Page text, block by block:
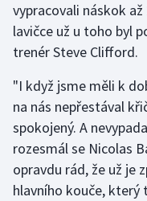
Jezdectví
Krasobruslení
Lezení
Lyže a snowboard
vypracovali náskok
lavičce už u toho byl
trenér Steve Clifford.
"I když jsme měli k
na nás nepřestával
spokojený. A
rozesmál se Nicolas
opravdu rád, že už je
hlavního kouče, který